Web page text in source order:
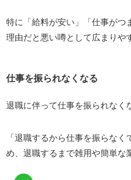
特に「給料が安い」「仕事がつ
理由だと悪い噂として広まりや
仕事を振られなくなる
退職に伴って仕事を振られなく
「退職するから仕事を振らな
め、退職するまで雑用や簡単な